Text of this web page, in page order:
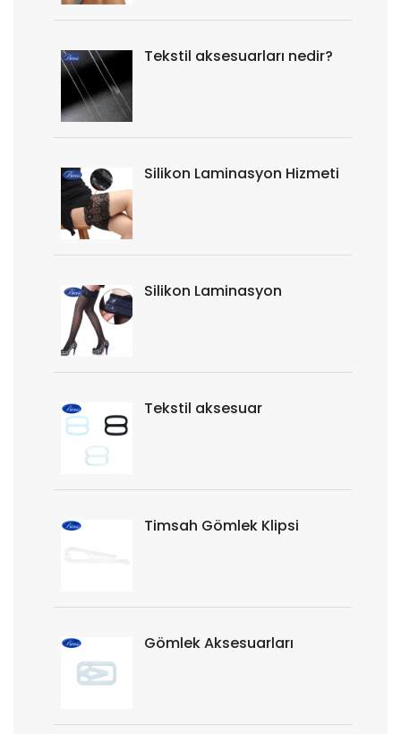
Tekstil aksesuarları nedir?
Silikon Laminasyon Hizmeti
Silikon Laminasyon
Tekstil aksesuar
Timsah Gömlek Klipsi
Gömlek Aksesuarları